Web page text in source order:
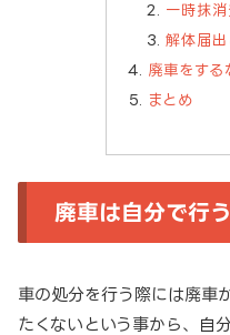
一時抹
解体届
廃車をする
まとめ
廃車は自分で行
車の処分を行う際には廃車
たくないという事から、自